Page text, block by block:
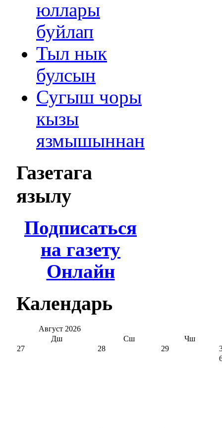
юллары
буйлап
Тыл нык
булсын
Сугыш чоры
кызы
язмышыннан
Газетага
язылу
Подписаться
на газету
Онлайн
Календарь
Август 2026
Дш
Сш
Чш
27
28 29